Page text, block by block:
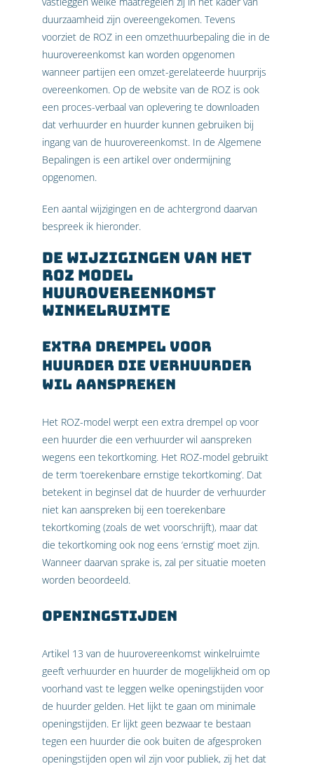
duurzaamheid zijn overeengekomen. Tevens
voorziet de ROZ in een omzethuurbepaling die in de
huurovereenkomst kan worden opgenomen
wanneer partijen een omzet-gerelateerde huurprijs
overeenkomen. Op de website van de ROZ is ook
een proces-verbaal van oplevering te downloaden
dat verhuurder en huurder kunnen gebruiken bij
ingang van de huurovereenkomst. In de Algemene
Bepalingen is een artikel over ondermijning
opgenomen.
Een aantal wijzigingen en de achtergrond daarvan
bespreek ik hieronder.
De wijzigingen van het
ROZ model
Huurovereenkomst
Winkelruimte
Extra drempel voor
huurder die verhuurder
wil aanspreken
Het ROZ-model werpt een extra drempel op voor
een huurder die een verhuurder wil aanspreken
wegens een tekortkoming. Het ROZ-model gebruikt
de term ‘toerekenbare ernstige tekortkoming’. Dat
betekent in beginsel dat de huurder de verhuurder
niet kan aanspreken bij een toerekenbare
tekortkoming (zoals de wet voorschrijft), maar dat
die tekortkoming ook nog eens ‘ernstig’ moet zijn.
Wanneer daarvan sprake is, zal per situatie moeten
worden beoordeeld.
Openingstijden
Artikel 13 van de huurovereenkomst winkelruimte
geeft verhuurder en huurder de mogelijkheid om op
voorhand vast te leggen welke openingstijden voor
de huurder gelden. Het lijkt te gaan om minimale
openingstijden. Er lijkt geen bezwaar te bestaan
tegen een huurder die ook buiten de afgesproken
openingstijden open wil zijn voor publiek, zij het dat